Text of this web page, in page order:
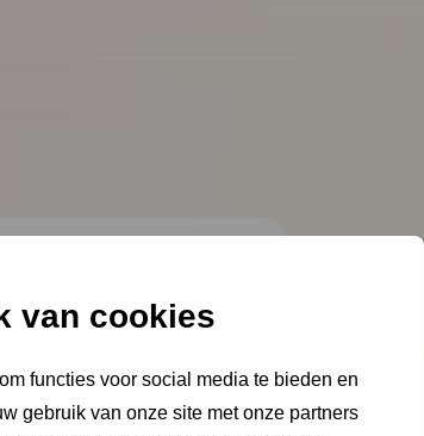
van cookies
functies voor social media te bieden en
gebruik van onze site met onze partners